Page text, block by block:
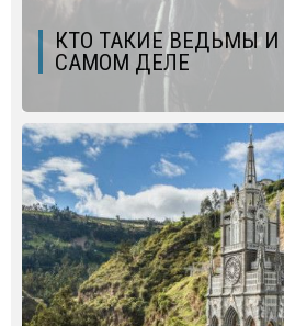
КТО ТАКИЕ ВЕДЬМЫ
САМОМ ДЕЛЕ